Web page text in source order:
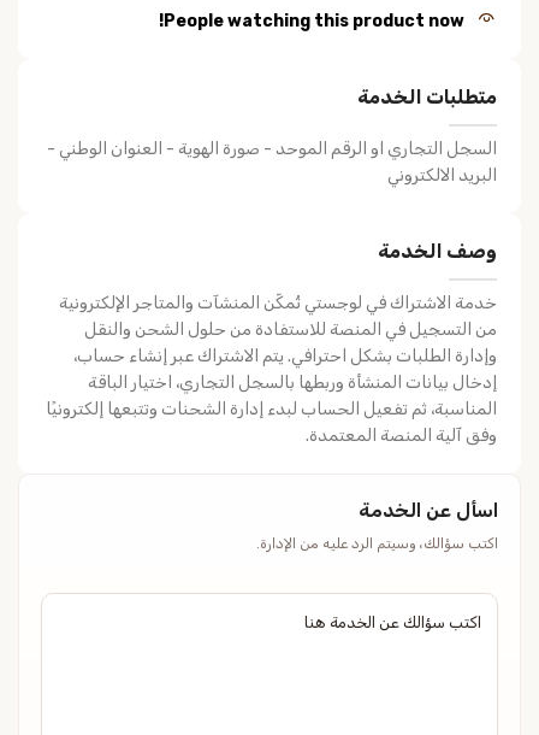
People watching this product now!
متطلبات الخدمة
السجل التجاري او الرقم الموحد - صورة الهوية - العنوان الوطني -
البريد الالكتروني
وصف الخدمة
خدمة الاشتراك في لوجستي تُمكّن المنشآت والمتاجر الإلكترونية
من التسجيل في المنصة للاستفادة من حلول الشحن والنقل
وإدارة الطلبات بشكل احترافي. يتم الاشتراك عبر إنشاء حساب،
إدخال بيانات المنشأة وربطها بالسجل التجاري، اختيار الباقة
المناسبة، ثم تفعيل الحساب لبدء إدارة الشحنات وتتبعها إلكترونيًا
وفق آلية المنصة المعتمدة.
اسأل عن الخدمة
اكتب سؤالك، وسيتم الرد عليه من الإدارة.